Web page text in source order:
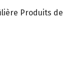
Produits de